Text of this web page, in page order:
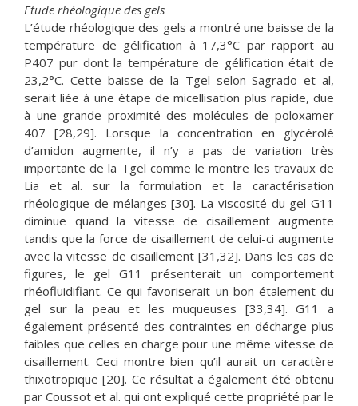
Etude rhéologique des gels
L’étude rhéologique des gels a montré une baisse de la
température de gélification à 17,3°C par rapport au
P407 pur dont la température de gélification était de
23,2°C. Cette baisse de la Tgel selon Sagrado et al,
serait liée à une étape de micellisation plus rapide, due
à une grande proximité des molécules de poloxamer
407 [28,29]. Lorsque la concentration en glycérolé
d’amidon augmente, il n’y a pas de variation très
importante de la Tgel comme le montre les travaux de
Lia et al. sur la formulation et la caractérisation
rhéologique de mélanges [30]. La viscosité du gel G11
diminue quand la vitesse de cisaillement augmente
tandis que la force de cisaillement de celui-ci augmente
avec la vitesse de cisaillement [31,32]. Dans les cas de
figures, le gel G11 présenterait un comportement
rhéofluidifiant. Ce qui favoriserait un bon étalement du
gel sur la peau et les muqueuses [33,34]. G11 a
également présenté des contraintes en décharge plus
faibles que celles en charge pour une même vitesse de
cisaillement. Ceci montre bien qu’il aurait un caractère
thixotropique [20]. Ce résultat a également été obtenu
par Coussot et al. qui ont expliqué cette propriété par le